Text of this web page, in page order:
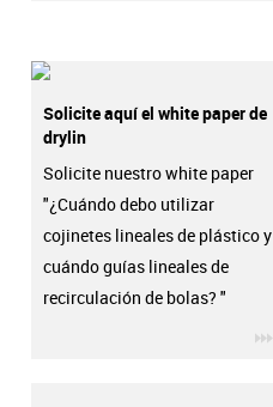
Solicite aquí el white paper de
drylin
Solicite nuestro white paper
"¿Cuándo debo utilizar
cojinetes lineales de plástico y
cuándo guías lineales de
recirculación de bolas? "